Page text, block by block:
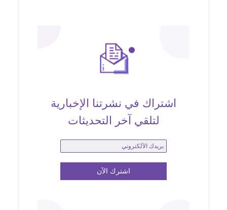
اشتراك في نشرتنا الإخبارية
لتلقي آخر التحديثات